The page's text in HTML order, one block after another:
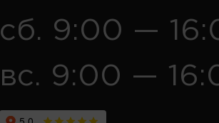
сб. 9:00 —
вс. 9:00 —